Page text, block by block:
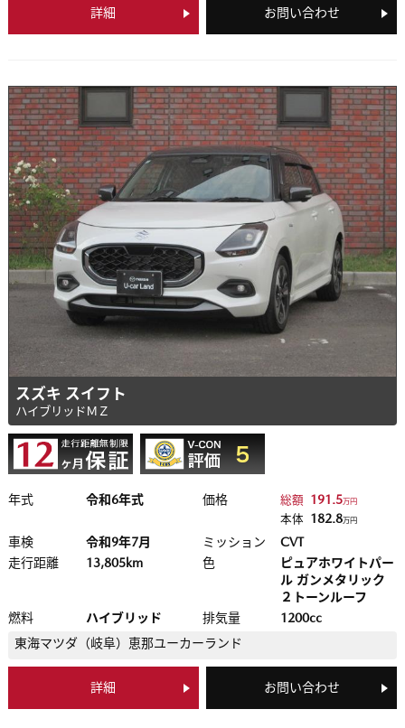
詳細 お問い合わせ
スズキ スイフト
ハイブリッドＭＺ
年式 令和6年式 価格 総額 191.5万円
本体 182.8万円
車検 令和9年7月 ミッション
CVT
走行距離
13,805km 色
ピュアホワイトパー
ル ガンメタリック
２トーンルーフ
燃料
ハイブリッド 排気量
1200cc
東海マツダ（岐阜） 恵那ユーカーランド
詳細 お問い合わせ